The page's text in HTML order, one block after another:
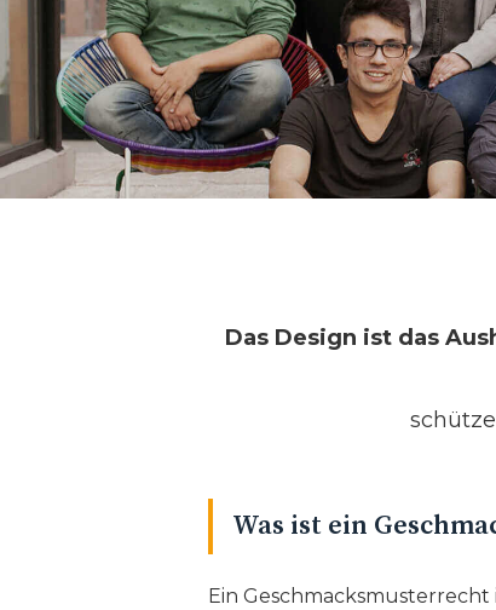
Das Design ist das
Was ist ein
Ein Geschmacksmusterrecht